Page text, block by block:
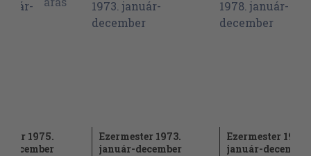
1975.
december
Ezermester 1973.
január-december
Ezermester 1978.
január-december